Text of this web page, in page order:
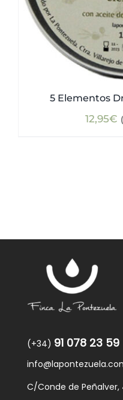
5 Elementos
12,95€
(+34) 91 078 23 59
C/Conde de